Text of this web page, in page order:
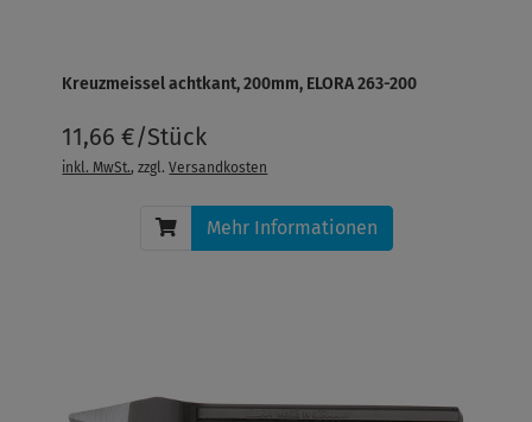
Kreuzmeissel achtkant, 200mm, ELORA 263-200
11,66 €/Stück
inkl. MwSt., zzgl.Versandkosten
Mehr Informationen